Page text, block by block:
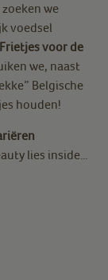
we
voedsel
voor de
we, naast
Belgische
houden!
lies inside…